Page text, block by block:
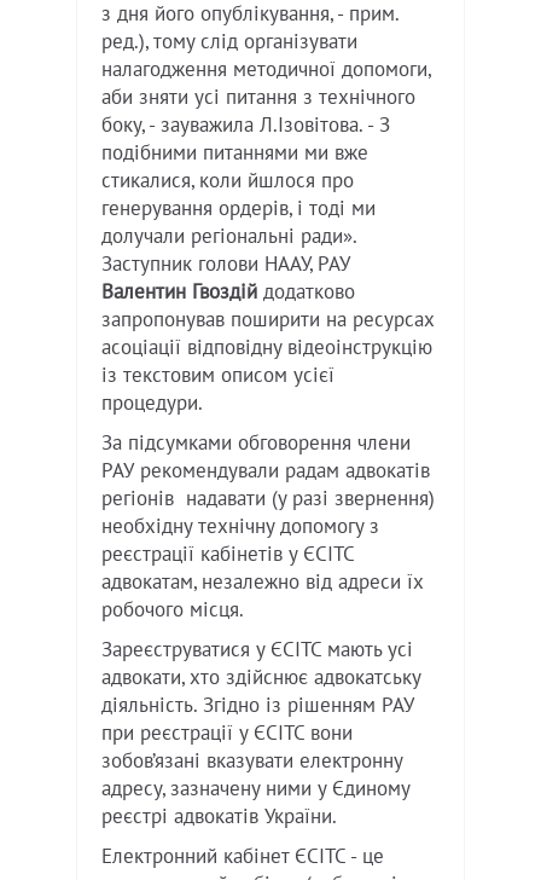
з дня його опублікування, - прим.
ред.), тому слід організувати
налагодження методичної допомоги,
аби зняти усі питання з технічного
боку, - зауважила Л.Ізовітова. - З
подібними питаннями ми вже
стикалися, коли йшлося про
генерування ордерів, і тоді ми
долучали регіональні ради».
Заступник голови НААУ, РАУ
Валентин Гвоздій додатково
запропонував поширити на ресурсах
асоціації відповідну відеоінструкцію
із текстовим описом усієї
процедури.
За підсумками обговорення члени
РАУ рекомендували радам адвокатів
регіонів надавати (у разі звернення)
необхідну технічну допомогу з
реєстрації кабінетів у ЄСІТС
адвокатам, незалежно від адреси їх
робочого місця.
Зареєструватися у ЄСІТС мають усі
адвокати, хто здійснює адвокатську
діяльність. Згідно із рішенням РАУ
при реєстрації у ЄСІТС вони
зобов’язані вказувати електронну
адресу, зазначену ними у Єдиному
реєстрі адвокатів України.
Електронний кабінет ЄСІТС - це